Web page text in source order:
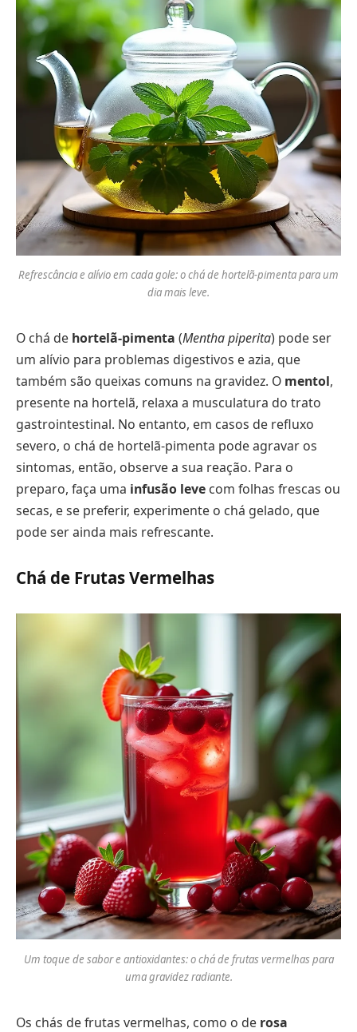
Refrescância e alívio em cada gole: o chá de hortelã-pimenta para um
dia mais leve.
O chá de hortelã-pimenta (Mentha piperita) pode ser
um alívio para problemas digestivos e azia, que
também são queixas comuns na gravidez. O mentol,
presente na hortelã, relaxa a musculatura do trato
gastrointestinal. No entanto, em casos de refluxo
severo, o chá de hortelã-pimenta pode agravar os
sintomas, então, observe a sua reação. Para o
preparo, faça uma infusão leve com folhas frescas ou
secas, e se preferir, experimente o chá gelado, que
pode ser ainda mais refrescante.
Chá de Frutas Vermelhas
Um toque de sabor e antioxidantes: o chá de frutas vermelhas para
uma gravidez radiante.
Os chás de frutas vermelhas, como o de rosa